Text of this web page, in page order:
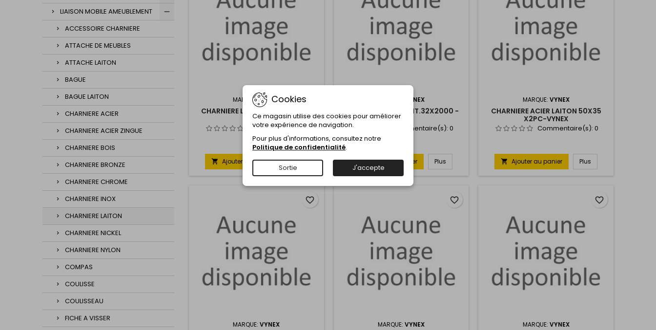
LIAISON MOBILE AMEUBLEMENT
ACCESSOIRE CHARNIERE
ATTACHE DE MEUBLES
ATTACHE LAITON
BAGUE
BAGUE LAITON
CHARNIERE ACIER
CHARNIERE ACIER ZINGUE
CHARNIERE BOIS
CHARNIERE BRONZE
CHARNIERE CHROME
CHARNIERE INOX
CHARNIERE LAITON
CHARNIERE NICKEL
CHARNIERE NYLON
COMPAS
COULISSE
COULISSEAU
FICHE A VISSER
MARQUE:VYNEX
CHARNIERE LONG.LAIT.32X960 -
VYNEX
Commentaire(s):0
 Ajouter au panier Plus
VYNEX
CHARNIERE LONG.LAIT.32X2000 -
VYNEX
Commentaire(s): 0
 Ajouter au panier Plus
MARQUE: VYNEX
CHARNIERE ACIER LAITON 50X35
X2PC-VYNEX
Commentaire(s): 0
 Ajouter au panier Plus
MARQUE:VYNEX
favorite_border
MARQUE: VYNEX
favorite_border
MARQUE: VYNEX
favorite_border
Cookies
Ce magasin utilise des cookies pour améliorer
votre expérience de navigation.
Pour plus d'informations, consultez notre
Politique de confidentialité.
Sortie J'accepte